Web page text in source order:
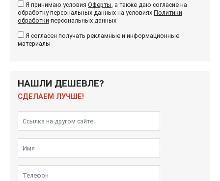
Я принимаю условия Оферты, а также даю согласие на
обработку персональных данных на условиях Политики
обработки персональных данных
Я согласен получать рекламные и информационные
материалы
НАШЛИ ДЕШЕВЛЕ?
СДЕЛАЕМ ЛУЧШЕ!